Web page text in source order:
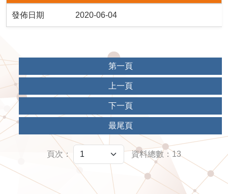
發佈日期 2020-06-04
第一頁
上一頁
下一頁
最尾頁
頁次： 資料總數：13